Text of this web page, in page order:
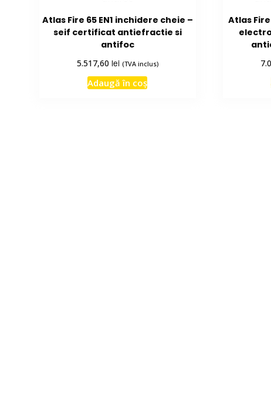
Atlas Fire 65 EN1 inchidere cheie –
seif certificat antiefractie si
antifoc
5.517,60 lei (TVA inclus)
Adaugă în coș
Atlas Fire